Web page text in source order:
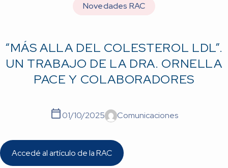
Novedades RAC
“MÁS ALLA DEL COLESTEROL LDL”.
UN TRABAJO DE LA DRA. ORNELLA
PACE Y COLABORADORES
01/10/2025 Comunicaciones
Accedé al artículo de la RAC